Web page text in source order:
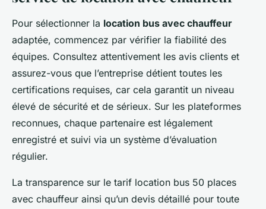
Pour sélectionner la location bus avec chauffeur
adaptée, commencez par vérifier la fiabilité des
équipes. Consultez attentivement les avis clients et
assurez-vous que l’entreprise détient toutes les
certifications requises, car cela garantit un niveau
élevé de sécurité et de sérieux. Sur les plateformes
reconnues, chaque partenaire est légalement
enregistré et suivi via un système d’évaluation
régulier.
La transparence sur le tarif location bus 50 places
avec chauffeur ainsi qu’un devis détaillé pour toute